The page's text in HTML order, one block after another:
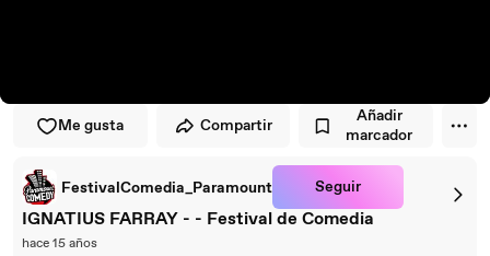
Me gusta Compartir
Añadir
marcador
FestivalComedia_Paramount Seguir
IGNATIUS FARRAY - - Festival de Comedia
hace 15 años